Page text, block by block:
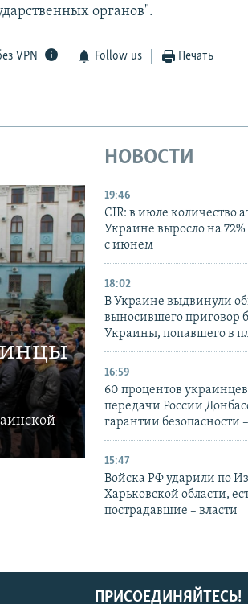
органов".
VPN Follow us Печать
НОВОСТИ
19:46
CIR: в июле количество
Украине выросло на
с июнем
18:02
В Украине выдвинули
выносившего приговор
Украины, попавшего в
16:59
60 процентов
передачи России
гарантии безопасности
15:47
Войска РФ ударили по
Харьковской области,
пострадавшие – власти
ПРИСОЕДИНЯЙТЕСЬ!